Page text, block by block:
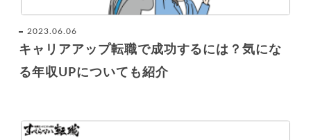
2023.06.06
キャリアアップ転職で成功するには？気にな
る年収UPについても紹介